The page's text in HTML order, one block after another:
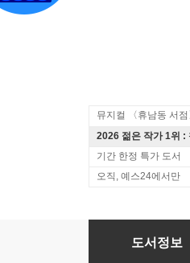
2026 젊은 작가 1위 :
기간 한정 특가 도서
오직, 예스24에서만
생사불명 야샤르
도서정보